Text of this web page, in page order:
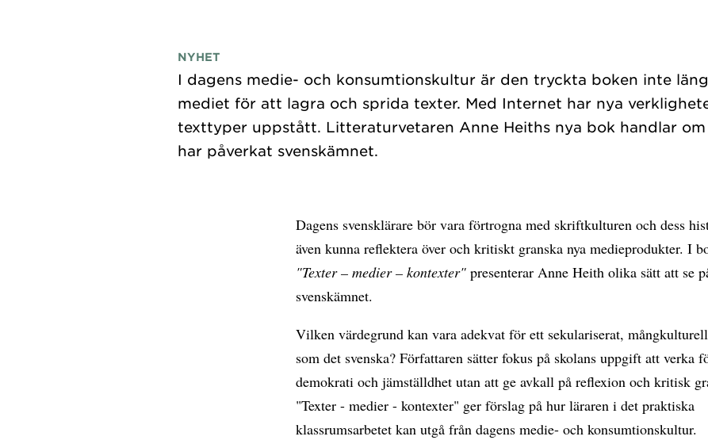
NYHET
I dagens medie- och konsumtionskultur är den tryckta boken inte
mediet för att lagra och sprida texter. Med Internet har nya
texttyper uppstått. Litteraturvetaren Anne Heiths nya bok handlar
Dagens svensklärare bör vara förtrogna med skriftkulturen och dess
även kunna reflektera över och kritiskt granska nya medieprodukter. I
"Texter – medier – kontexter"presenterar Anne Heith olika sätt att se
svenskämnet.
Vilken värdegrund kan vara adekvat för ett sekulariserat,
som det svenska? Författaren sätter fokus på skolans uppgift att verka
demokrati och jämställdhet utan att ge avkall på reflexion och kritisk
"Texter - medier - kontexter" ger förslag på hur läraren i det praktiska
klassrumsarbetet kan utgå från dagens medie- och konsumtionskultur.